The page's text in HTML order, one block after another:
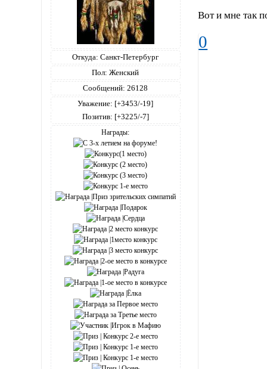
Откуда: Санкт-Петербург
Пол: Женский
Сообщений: 26128
Уважение: [+3453/-19]
Позитив: [+3225/-7]
Награды:
Вот и мне так
0